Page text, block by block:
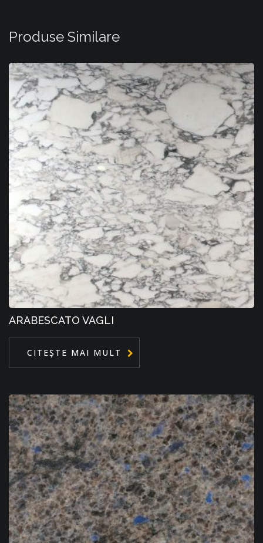
Produse Similare
ARABESCATO VAGLI
CITEȘTE MAI MULT